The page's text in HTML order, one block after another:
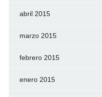
abril 2015
marzo 2015
febrero 2015
enero 2015